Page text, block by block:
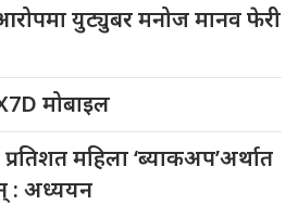
युट्युबर मनोज मानव फेरी
मोबाइल
महिला ‘ब्याकअप’अर्थात
: अध्ययन